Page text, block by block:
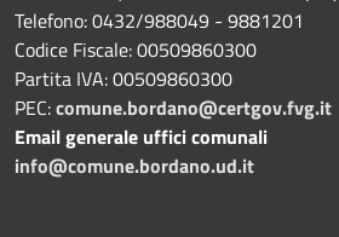
Telefono: 0432/988049 - 9881201
Codice Fiscale: 00509860300
Partita IVA: 00509860300
PEC:comune.bordano@certgov.fvg.it
Email generale uffici comunali
info@comune.bordano.ud.it